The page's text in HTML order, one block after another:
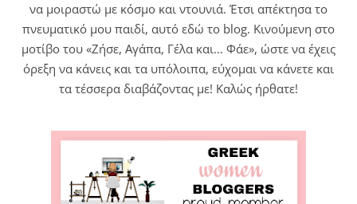
να μοιραστώ με κόσμο και ντουνιά. Έτσι απέκτησα το
πνευματικό μου παιδί, αυτό εδώ το blog. Κινούμενη στο
μοτίβο του «Ζήσε, Αγάπα, Γέλα και… Φάε», ώστε να έχεις
όρεξη να κάνεις και τα υπόλοιπα, εύχομαι να κάνετε και
τα τέσσερα διαβάζοντας με! Καλώς ήρθατε!